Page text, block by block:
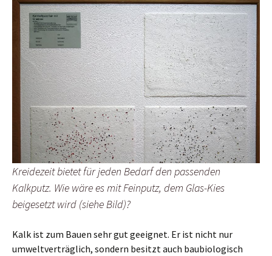
Kreidezeit bietet für jeden Bedarf den passenden
Kalkputz. Wie wäre es mit Feinputz, dem Glas-Kies
beigesetzt wird (siehe Bild)?
Kalk ist zum Bauen sehr gut geeignet. Er ist nicht nur
umweltverträglich, sondern besitzt auch baubiologisch